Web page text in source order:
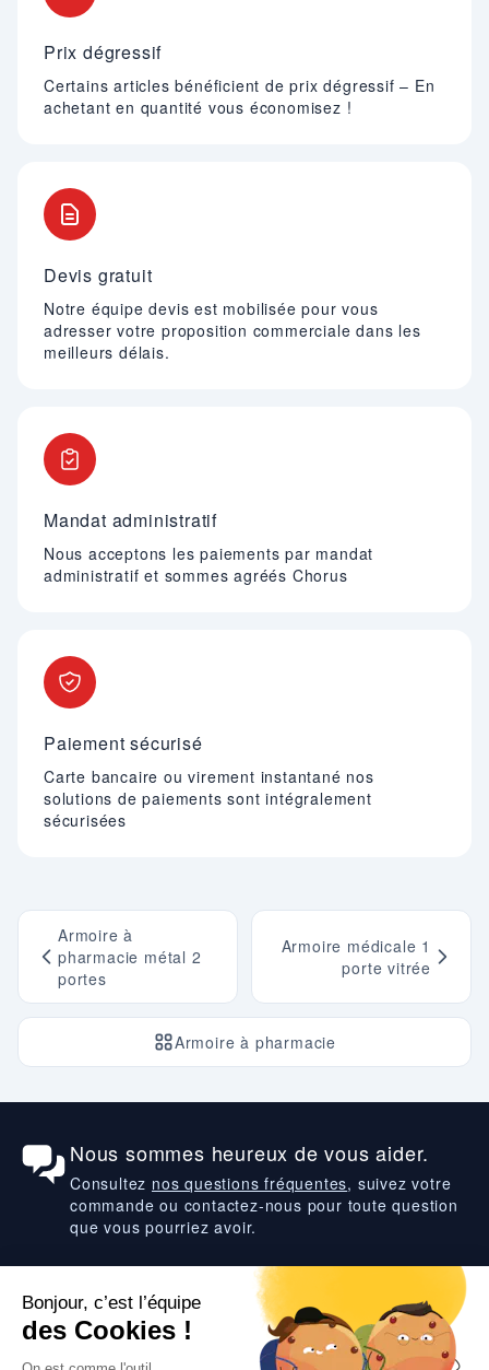
Prix dégressif
Certains articles bénéficient de prix dégressif – En
achetant en quantité vous économisez !
Devis gratuit
Notre équipe devis est mobilisée pour vous
adresser votre proposition commerciale dans les
meilleurs délais.
Mandat administratif
Nous acceptons les paiements par mandat
administratif et sommes agréés Chorus
Paiement sécurisé
Carte bancaire ou virement instantané nos
solutions de paiements sont intégralement
sécurisées
Armoire à
pharmacie métal 2
portes
Armoire à pharmacie
Armoire médicale 1
porte vitrée
Nous sommes heureux de vous aider.
Consultez nos questions fréquentes, suivez votre
commande ou contactez-nous pour toute question
que vous pourriez avoir.
Suivez-nous